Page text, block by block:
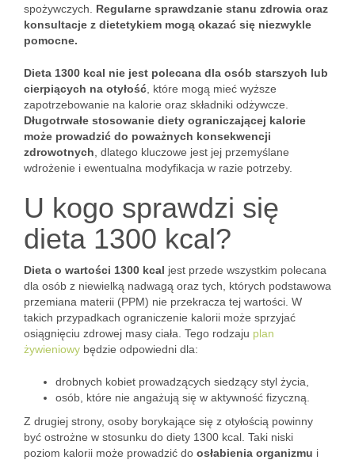
spożywczych. Regularne sprawdzanie stanu zdrowia oraz
konsultacje z dietetykiem mogą okazać się niezwykle
pomocne.
Dieta 1300 kcal nie jest polecana dla osób starszych lub
cierpiących na otyłość , które mogą mieć wyższe
zapotrzebowanie na kalorie oraz składniki odżywcze.
Długotrwałe stosowanie diety ograniczającej kalorie
może prowadzić do poważnych konsekwencji
zdrowotnych , dlatego kluczowe jest jej przemyślane
wdrożenie i ewentualna modyfikacja w razie potrzeby.
U kogo sprawdzi się
dieta 1300 kcal?
Dieta o wartości 1300 kcal jest przede wszystkim polecana
dla osób z niewielką nadwagą oraz tych, których podstawowa
przemiana materii (PPM) nie przekracza tej wartości. W
takich przypadkach ograniczenie kalorii może sprzyjać
osiągnięciu zdrowej masy ciała. Tego rodzaju plan
żywieniowy będzie odpowiedni dla:
drobnych kobiet prowadzących siedzący styl życia,
osób, które nie angażują się w aktywność fizyczną.
Z drugiej strony, osoby borykające się z otyłością powinny
być ostrożne w stosunku do diety 1300 kcal. Taki niski
poziom kalorii może prowadzić do osłabienia organizmu i